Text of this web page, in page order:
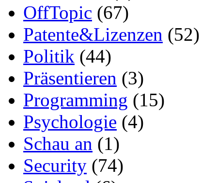
OffTopic (67)
Patente&Lizenzen (52)
Politik (44)
Präsentieren (3)
Programming (15)
Psychologie (4)
Schau an (1)
Security (74)